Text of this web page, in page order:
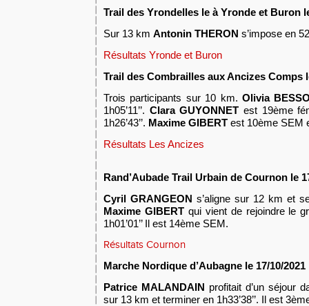
Trail des Yrondelles le à Yronde et Buron
Sur 13 km Antonin THERON s’impose en
Résultats Yronde et Buron
Trail des Combrailles aux Ancizes Comps
Trois participants sur 10 km. Olivia
1h05’11’’. Clara GUYONNET est 19ème
1h26’43’’. Maxime GIBERT est 10ème SEM
Résultats Les Ancizes
Rand’Aubade Trail Urbain de Cournon le
Cyril GRANGEON s’aligne sur 12 km et
Maxime GIBERTqui vient de rejoindre le
1h01’01’’ Il est 14ème SEM.
Résultats Cournon
Marche Nordique d’Aubagne le 17/10/2021
Patrice MALANDAIN profitait d’un séjour
sur 13 km et terminer en 1h33’38’’. Il est